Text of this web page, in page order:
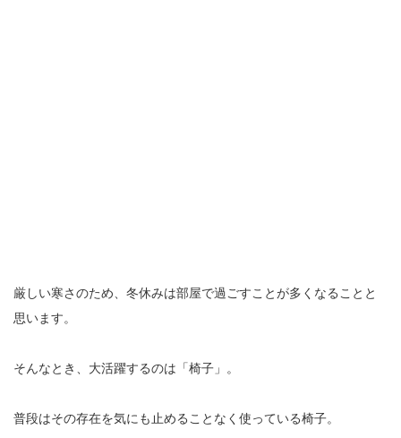
厳しい寒さのため、冬休みは部屋で過ごすことが多くなることと
思います。
そんなとき、大活躍するのは「椅子」。
普段はその存在を気にも止めることなく使っている椅子。